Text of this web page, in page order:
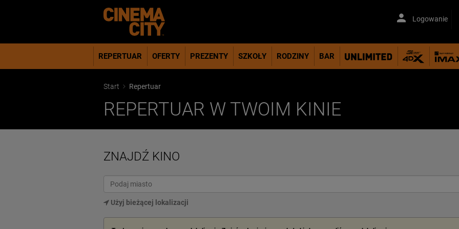
Logowanie
REPERTUAR OFERTY PREZENTY SZKOŁY RODZINY BAR
Start Repertuar
REPERTUAR W TWOIM KINIE
ZNAJDŹ KINO
Użyj bieżącej lokalizacji